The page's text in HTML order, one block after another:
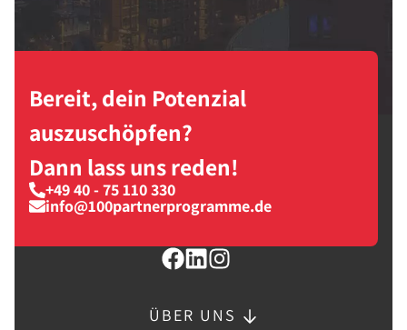
Bereit, dein Potenzial
auszuschöpfen?
Dann lass uns reden!
+49 40 - 75 110 330
info@100partnerprogramme.de
ÜBER UNS